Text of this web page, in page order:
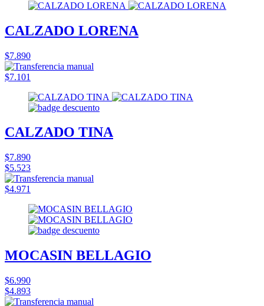
CALZADO LORENA
$7.890
$7.101
CALZADO TINA
$7.890
$5.523
$4.971
MOCASIN BELLAGIO
$6.990
$4.893